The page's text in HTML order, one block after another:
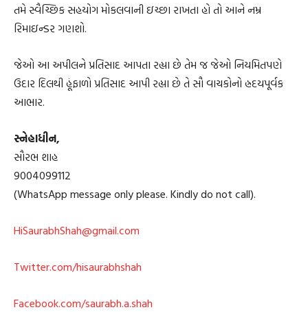
તમે સ્વૈચ્છિક સહયોગ મોકલવાની ઇચ્છા રાખતા હો તો આને નમ્ર
રિમાઇન્ડર ગણશો.
જેઓ આ અપીલને પ્રતિસાદ આપતા રહ્યા છે તેમ જ જેઓ નિયમિતપણે
ઉદાર દિલથી હૂંફાળો પ્રતિસાદ આપી રહ્યા છે તે સૌ વાચકોનો હ્રદયપૂર્વક
આભાર.
સ્નેહાધીન,
સૌરભ શાહ
9004099112
(WhatsApp message only please. Kindly do not call).
HiSaurabhShah@gmail.com
Twitter.com/hisaurabhshah
Facebook.com/saurabh.a.shah